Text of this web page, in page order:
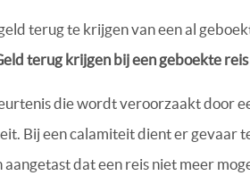
terug te krijgen van een al
terug krijgen bij een geboekte
die wordt veroorzaakt door
Bij een calamiteit dient er gevaar
dat een reis niet meer